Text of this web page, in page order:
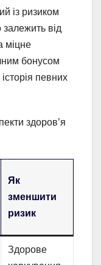
із ризиком
від
міцне
бонусом
певних
здоров’я
Як
зменшити
ризик
Здорове